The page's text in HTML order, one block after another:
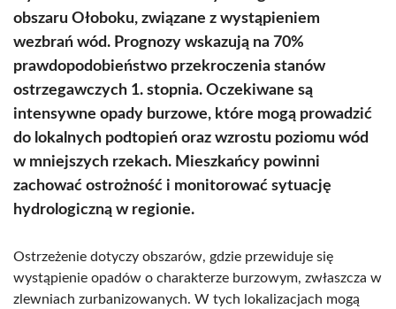
obszaru Ołoboku, związane z wystąpieniem
wezbrań wód. Prognozy wskazują na 70%
prawdopodobieństwo przekroczenia stanów
ostrzegawczych 1. stopnia. Oczekiwane są
intensywne opady burzowe, które mogą prowadzić
do lokalnych podtopień oraz wzrostu poziomu wód
w mniejszych rzekach. Mieszkańcy powinni
zachować ostrożność i monitorować sytuację
hydrologiczną w regionie.
Ostrzeżenie dotyczy obszarów, gdzie przewiduje się
wystąpienie opadów o charakterze burzowym, zwłaszcza w
zlewniach zurbanizowanych. W tych lokalizacjach mogą